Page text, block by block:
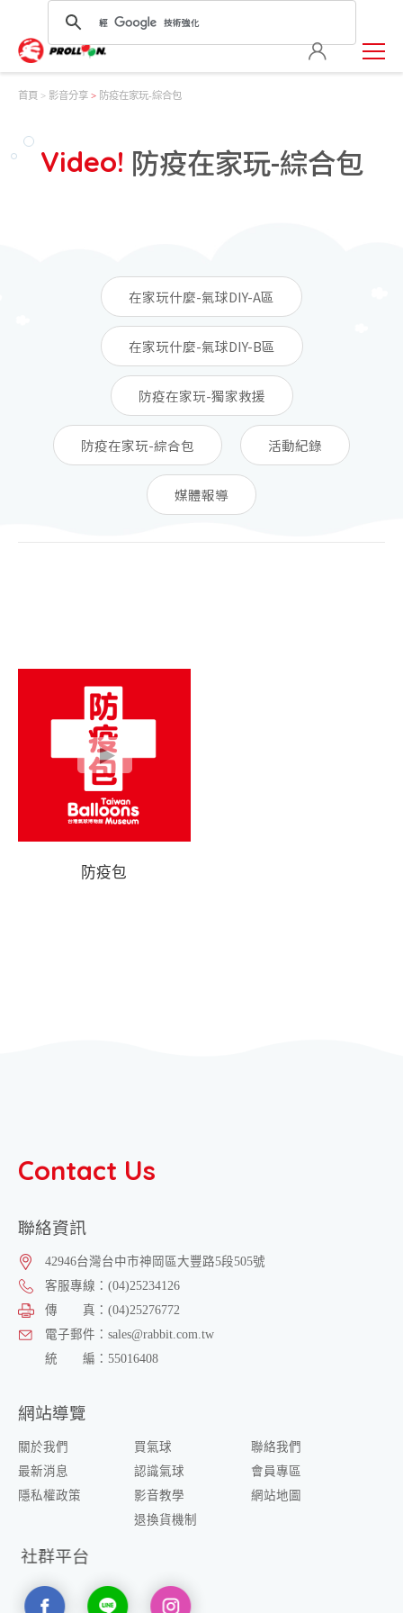
首頁 影音分享 > 防疫在家玩-綜合包
Video! 防疫在家玩-綜合包
在家玩什麼-氣球DIY-A區
在家玩什麼-氣球DIY-B區
防疫在家玩-獨家救援
防疫在家玩-綜合包 活動紀錄
媒體報導
防疫包
Contact Us
聯絡資訊
42946台灣台中市神岡區大豐路5段505號
客服專線： (04)25234126
傳 真： (04)25276772
電子郵件： sales@rabbit.com.tw
統 編： 55016408
網站導覽
關於我們
最新消息
隱私權政策
買氣球
認識氣球
影音教學
退換貨機制
聯絡我們
會員專區
網站地圖
社群平台